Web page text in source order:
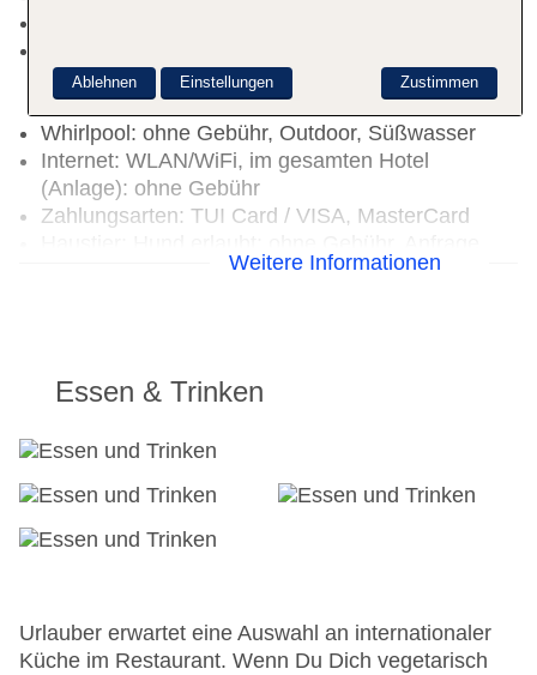
integrierter Kinder/Babypool, Liegen: ohne
Gebühr, Sonnenschirme: ohne Gebühr
Whirlpool: ohne Gebühr, Outdoor, Süßwasser
Internet: WLAN/WiFi, im gesamten Hotel
(Anlage): ohne Gebühr
Zahlungsarten: TUI Card / VISA, MasterCard
notwendig, Gewicht bis max. 5 kg
Weitere Informationen
Essen & Trinken
Urlauber erwartet eine Auswahl an internationaler
Küche im Restaurant. Wenn Du Dich vegetarisch
Zustimmen
Ablehnen Einstellungen